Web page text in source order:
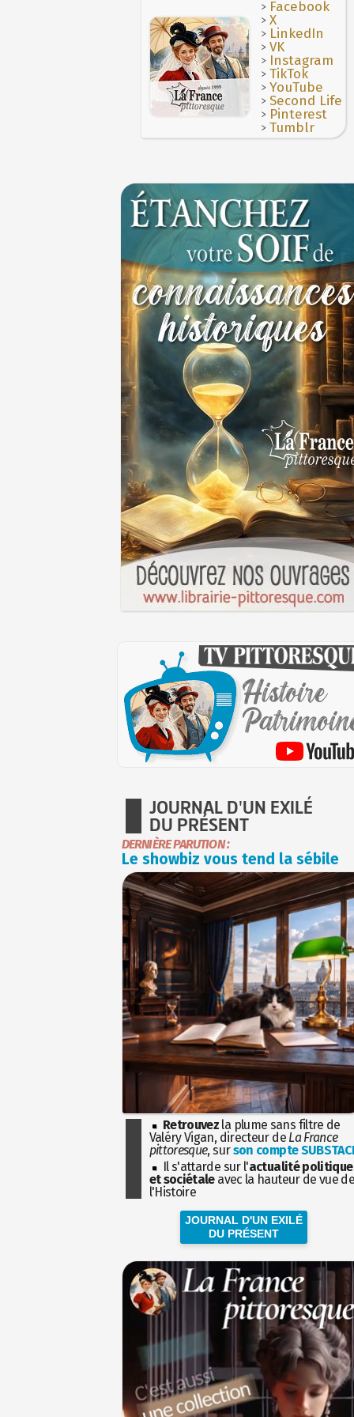
JOURNAL D'UN EXILÉ
DU PRÉSENT
DERNIÈRE PARUTION :
Le showbiz vous tend la sébile
Retrouvez la plume sans filtre de
Valéry Vigan, directeur de La France
pittoresque, surson compte
Il s'attarde sur l'actualité politique
et sociétaleavec la hauteur de vue
l'Histoire
JOURNAL D'UN EXILÉ
DU PRÉSENT
Le masque de l'ingérence ou le peuple
> Facebook
>X
> LinkedIn
>VK
> Instagram
>TikTok
>YouTube
>Second Life
> Pinterest
>Tumblr